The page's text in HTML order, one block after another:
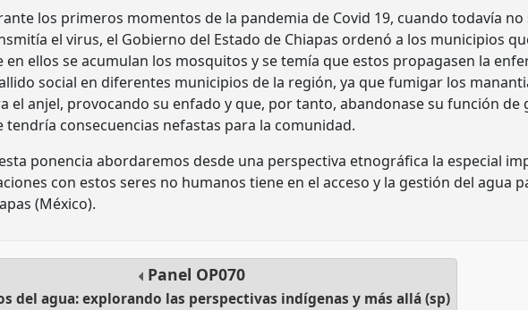
los primeros momentos de la pandemia de Covid 19, cuando todavía no
el virus, el Gobierno del Estado de Chiapas ordenó a los municipios
en ellos se acumulan los mosquitos y se temía que estos propagasen la
social en diferentes municipios de la región, ya que fumigar los
el anjel, provocando su enfado y que, por tanto, abandonase su función de
tendría consecuencias nefastas para la comunidad.
ponencia abordaremos desde una perspectiva etnográfica la especial
con estos seres no humanos tiene en el acceso y la gestión del agua
(México).
Panel OP070
del agua: explorando las perspectivas indígenas y más allá (sp)